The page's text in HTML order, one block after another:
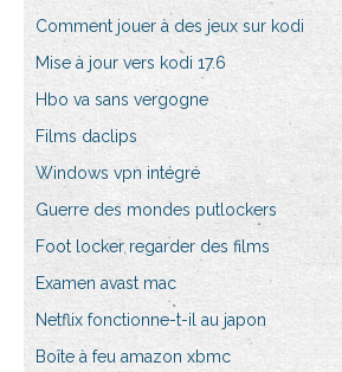
Comment jouer à des jeux sur kodi
Mise à jour vers kodi 17.6
Hbo va sans vergogne
Films daclips
Windows vpn intégré
Guerre des mondes putlockers
Foot locker regarder des films
Examen avast mac
Netflix fonctionne-t-il au japon
Boîte à feu amazon xbmc